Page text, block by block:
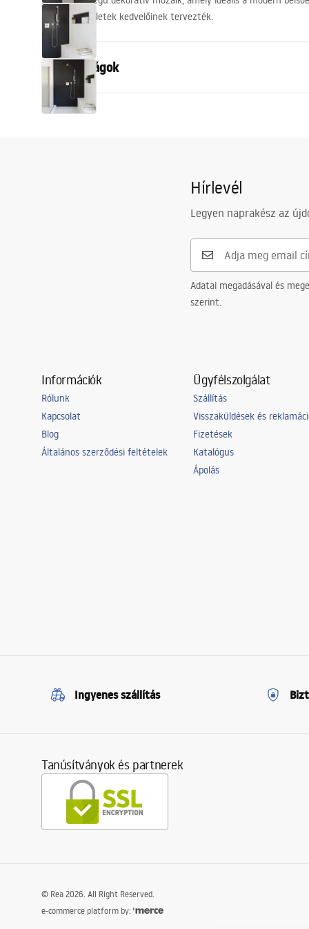
befejező részletek kedvelőinek tervezték.
Tulajdonságok
Szín
24 Hónap
Hírlevél
Legyen naprakész az
Adatai megadásával és
szerint.
Információk
Rólunk
Kapcsolat
Blog
Általános szerződési feltételek
Ügyfélszolgálat
Szállítás
Visszaküldések és
Fizetések
Katalógus
Ápolás
Ingyenes szállítás
Tanúsítványok és partnerek
© Rea 2026. All Right Reserved.
e-commerce platform by: